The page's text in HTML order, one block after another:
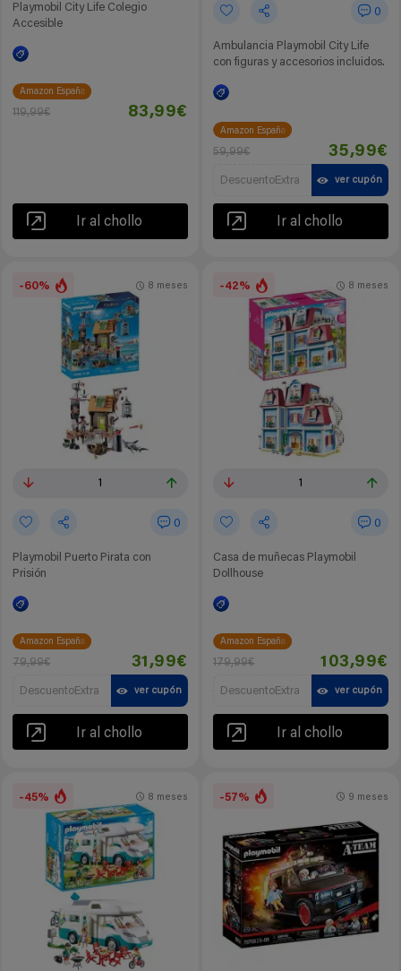
Playmobil City Life Colegio
Accesible
Amazon España
119,99€ 83,99€
Ir al chollo
0
Ambulancia Playmobil City Life
con figuras y accesorios incluidos.
Amazon España
59,99€ 35,99€
DescuentoExtra ver cupón
Ir al chollo
-60%
1
0
Playmobil Puerto Pirata con
Prisión
8 meses
Amazon España
79,99€ 31,99€
DescuentoExtra ver cupón
Ir al chollo
-42%
1
0
Casa de muñecas Playmobil
Dollhouse
8 meses
Amazon España
179,99€ 103,99€
DescuentoExtra ver cupón
Ir al chollo
-45% 8 meses -57% 9 meses